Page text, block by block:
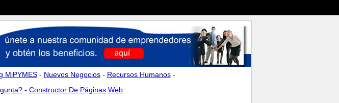
MiPYMES- Nuevos Negocios- Recursos Humanos-
- Constructor De Páginas Web